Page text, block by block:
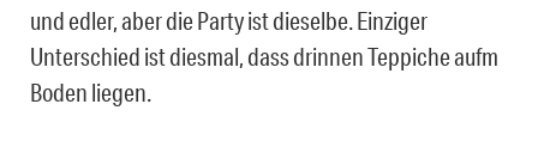
und edler, aber die Party ist dieselbe. Einziger
Unterschied ist diesmal, dass drinnen Teppiche aufm
Boden liegen.